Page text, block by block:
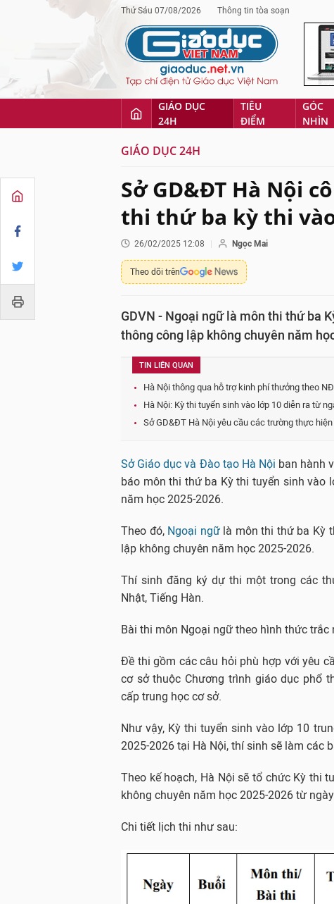
Thứ Sáu 07/08/2026 Thông tin tòa soạn
GIÁO DỤC
24H
TIÊU
ĐIỂM
GÓC
NHÌN
GIÁO DỤC 24H
Sở GD&ĐT Hà Nội
thi thứ ba kỳ thi
26/02/2025 12:08 Ngọc Mai
Theo dõi trên
GDVN - Ngoại ngữ là môn thi thứ ba
thông công lập không chuyên năm
TIN LIÊN QUAN
Hà Nội thông qua hỗ trợ kinh phí thưởng theo
Hà Nội: Kỳ thi tuyển sinh vào lớp 10 diễn ra từ
Sở GD&ĐT Hà Nội yêu cầu các trường thực
Sở Giáo dục và Đào tạo Hà Nội ban hành
báo môn thi thứ ba Kỳ thi tuyển sinh vào
năm học 2025-2026.
Theo đó, Ngoại ngữlà môn thi thứ ba Kỳ
lập không chuyên năm học 2025-2026.
Thí sinh đăng ký dự thi một trong các
Nhật, Tiếng Hàn.
Bài thi môn Ngoại ngữ theo hình thức
Đề thi gồm các câu hỏi phù hợp với yêu
cơ sở thuộc Chương trình giáo dục phổ
cấp trung học cơ sở.
Như vậy, Kỳ thi tuyển sinh vào lớp 10
2025-2026 tại Hà Nội, thí sinh sẽ làm các
Theo kế hoạch, Hà Nội sẽ tổ chức Kỳ thi
không chuyên năm học 2025-2026 từ
Chi tiết lịch thi như sau: